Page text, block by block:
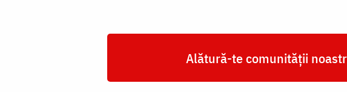
Alătură-te comunității